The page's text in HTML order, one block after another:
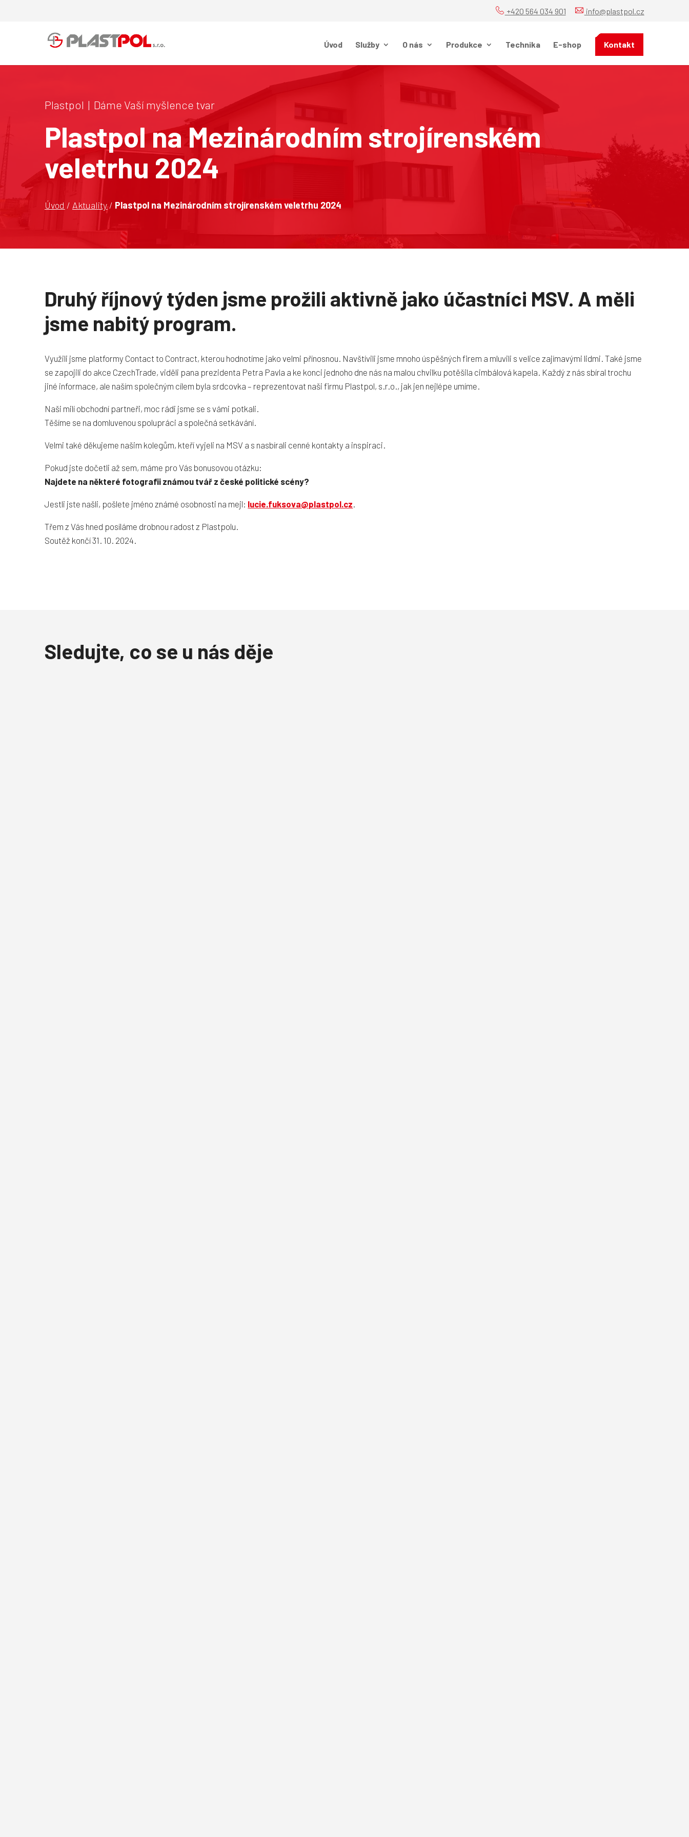
+420 564 034 901 info@plastpol.cz
Úvod Služby O nás Produkce Technika E-shop Kontakt
Plastpol | Dáme Vaší myšlence tvar
Plastpol na Mezinárodním strojírenském
veletrhu 2024
Úvod / Aktuality / Plastpol na Mezinárodním strojírenském veletrhu 2024
Druhý říjnový týden jsme prožili aktivně jako účastníci MSV. A měli
jsme nabitý program.
Využili jsme platformy Contact to Contract, kterou hodnotíme jako velmi přínosnou. Navštívili jsme mnoho úspěšných firem a mluvili s velice zajímavými lidmi. Také jsme
se zapojili do akce CzechTrade, viděli pana prezidenta Petra Pavla a ke konci jednoho dne nás na malou chvilku potěšila cimbálová kapela. Každý z nás sbíral trochu
jiné informace, ale naším společným cílem byla srdcovka – reprezentovat naši firmu Plastpol, s.r.o., jak jen nejlépe umíme.
Naši milí obchodní partneři, moc rádi jsme se s vámi potkali.
Těšíme se na domluvenou spolupráci a společná setkávání.
Velmi také děkujeme našim kolegům, kteří vyjeli na MSV a s nasbírali cenné kontakty a inspiraci.
Pokud jste dočetli až sem, máme pro Vás bonusovou otázku:
Najdete na některé fotografii známou tvář z české politické scény?
Jestli jste našli, pošlete jméno známé osobnosti na mejl: lucie.fuksova@plastpol.cz
Třem z Vás hned posíláme drobnou radost z Plastpolu.
Soutěž končí 31. 10. 2024.
Sledujte, co se u nás děje